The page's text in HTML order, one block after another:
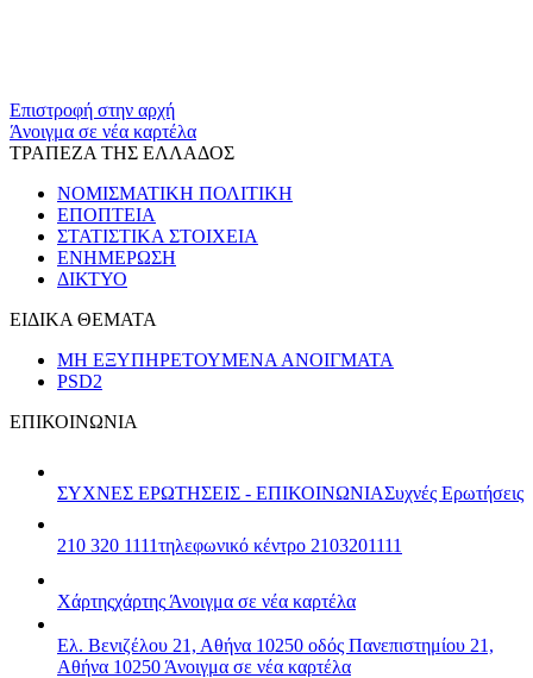
Επιστροφή στην αρχή
Άνοιγμα σε νέα καρτέλα
ΤΡΑΠΕΖΑ ΤΗΣ ΕΛΛΑΔΟΣ
ΝΟΜΙΣΜΑΤΙΚΗ ΠΟΛΙΤΙΚΗ
ΕΠΟΠΤΕΙΑ
ΣΤΑΤΙΣΤΙΚΑ ΣΤΟΙΧΕΙΑ
ΕΝΗΜΕΡΩΣΗ
ΔΙΚΤΥΟ
ΕΙΔΙΚΑ ΘΕΜΑΤΑ
ΜΗ ΕΞΥΠΗΡΕΤΟΥΜΕΝΑ ΑΝΟΙΓΜΑΤΑ
PSD2
ΕΠΙΚΟΙΝΩΝΙΑ
ΣΥΧΝΕΣ ΕΡΩΤΗΣΕΙΣ - ΕΠΙΚΟΙΝΩΝΙΑΣυχνές Ερωτήσεις
210 320 1111τηλεφωνικό κέντρο 2103201111
Χάρτηςχάρτης Άνοιγμα σε νέα καρτέλα
Ελ. Βενιζέλου 21, Αθήνα 10250 οδός Πανεπιστημίου 21,
Αθήνα 10250 Άνοιγμα σε νέα καρτέλα